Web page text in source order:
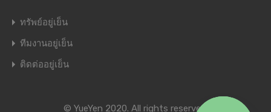
ทรัพย์อยู่เย็น
ทีมงานอยู่เย็น
ติดต่ออยู่เย็น
© YueYen 2020. All rights reserved.